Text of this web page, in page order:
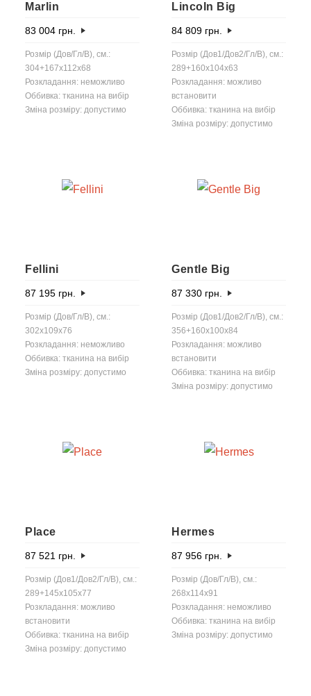
Marlin
83 004 грн.
Розмір (Дов/Гл/В), см.:
304+167x112x68
Розкладання: неможливо
Оббивка: тканина на вибір
Зміна розміру: допустимо
Lincoln Big
84 809 грн.
Розмір (Дов1/Дов2/Гл/В), см.:
289+160x104x63
Розкладання: можливо
встановити
Оббивка: тканина на вибір
Зміна розміру: допустимо
Fellini
87 195 грн.
Розмір (Дов/Гл/В), см.:
302x109x76
Розкладання: неможливо
Оббивка: тканина на вибір
Зміна розміру: допустимо
Gentle Big
87 330 грн.
Розмір (Дов1/Дов2/Гл/В), см.:
356+160x100x84
Розкладання: можливо
встановити
Оббивка: тканина на вибір
Зміна розміру: допустимо
Place
87 521 грн.
Розмір (Дов1/Дов2/Гл/В), см.:
289+145x105x77
Розкладання: можливо
встановити
Оббивка: тканина на вибір
Зміна розміру: допустимо
Hermes
87 956 грн.
Розмір (Дов/Гл/В), см.:
268x114x91
Розкладання: неможливо
Оббивка: тканина на вибір
Зміна розміру: допустимо